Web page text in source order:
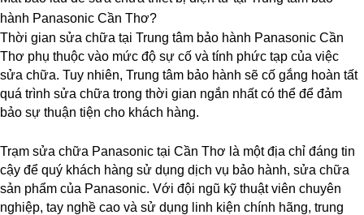
hành Panasonic Cần Thơ?
Thời gian sửa chữa tại Trung tâm bảo hành Panasonic Cần
Thơ phụ thuộc vào mức độ sự cố và tính phức tạp của việc
sửa chữa. Tuy nhiên, Trung tâm bảo hành sẽ cố gắng hoàn tất
quá trình sửa chữa trong thời gian ngắn nhất có thể để đảm
bảo sự thuận tiện cho khách hàng.
Trạm sửa chữa Panasonic tại Cần Thơ là một địa chỉ đáng tin
cậy để quý khách hàng sử dụng dịch vụ bảo hành, sửa chữa
sản phẩm của Panasonic. Với đội ngũ kỹ thuật viên chuyên
nghiệp, tay nghề cao và sử dụng linh kiện chính hãng, trung